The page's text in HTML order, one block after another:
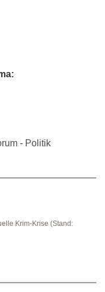
- Politik
Krim-Krise (Stand: